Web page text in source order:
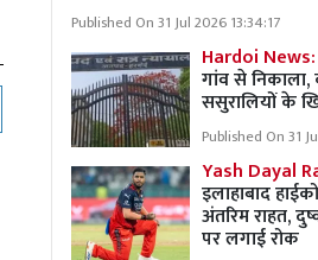
Published On 31 Jul 2026 13:34:17
Hardoi News:
गांव से
ससुरालियों के
Published On 31
Yash Dayal
इलाहाबाद
अंतरिम राहत,
पर लगाई रोक